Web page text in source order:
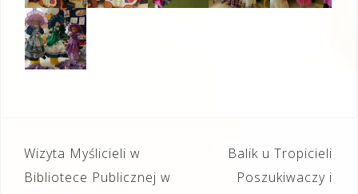
Nawigacja
wpisu
Wizyta Myślicieli w
Bibliotece Publicznej w
Balik u Tropicieli
Poszukiwaczy i